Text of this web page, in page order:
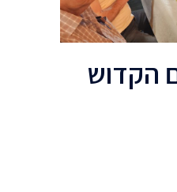
הקדוש